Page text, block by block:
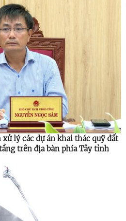
lý các dự án khai thác quỹ đất
trên địa bàn phía Tây tỉnh